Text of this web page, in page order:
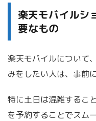
楽天モバイルシ
要なもの
楽天モバイルについて
みをしたい人は、事前
特に土日は混雑するこ
を予約することでスム